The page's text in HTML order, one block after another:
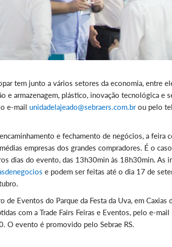
tem junto a vários setores da economia, entre
e armazenagem, plástico, inovação tecnológica e
e-mail unidadelajeado@sebraers.com.brou pelo
e fechamento de negócios, a feira
empresas dos grandes compradores. É o
dias do evento, das 13h30min às 18h30min. As
e podem ser feitas até o dia 17 de
Eventos do Parque da Festa da Uva, em Caxias
com a Trade Fairs Feiras e Eventos, pelo e-mail
evento é promovido pelo Sebrae RS.